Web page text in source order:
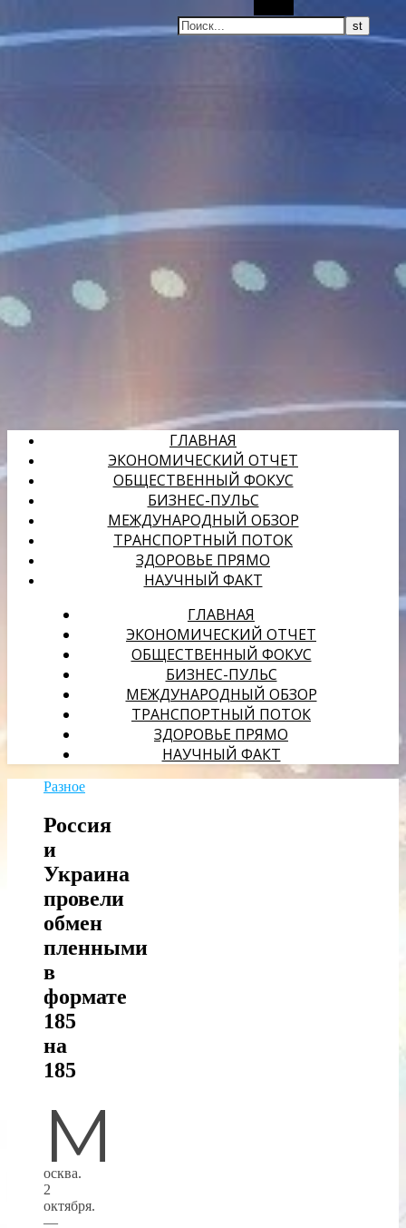
ГЛАВНАЯ
ЭКОНОМИЧЕСКИЙ ОТЧЕТ
ОБЩЕСТВЕННЫЙ ФОКУС
БИЗНЕС-ПУЛЬС
МЕЖДУНАРОДНЫЙ ОБЗОР
ТРАНСПОРТНЫЙ ПОТОК
ЗДОРОВЬЕ ПРЯМО
НАУЧНЫЙ ФАКТ
ГЛАВНАЯ
ЭКОНОМИЧЕСКИЙ ОТЧЕТ
ОБЩЕСТВЕННЫЙ ФОКУС
БИЗНЕС-ПУЛЬС
МЕЖДУНАРОДНЫЙ ОБЗОР
ТРАНСПОРТНЫЙ ПОТОК
ЗДОРОВЬЕ ПРЯМО
НАУЧНЫЙ ФАКТ
Разное
Россия
и
Украина
провели
обмен
пленными
в
формате
185
на
185
М
осква.
2
октября.
—